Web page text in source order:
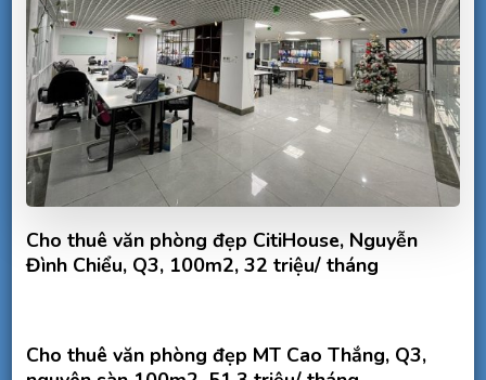
Cho thuê văn phòng đẹp CitiHouse, Nguyễn
Đình Chiểu, Q3, 100m2, 32 triệu/ tháng
Cho thuê văn phòng đẹp MT Cao Thắng, Q3,